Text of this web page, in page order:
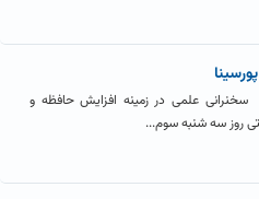
علمی در زمینه افزایش حافظه و
روز سه شنبه سوم...